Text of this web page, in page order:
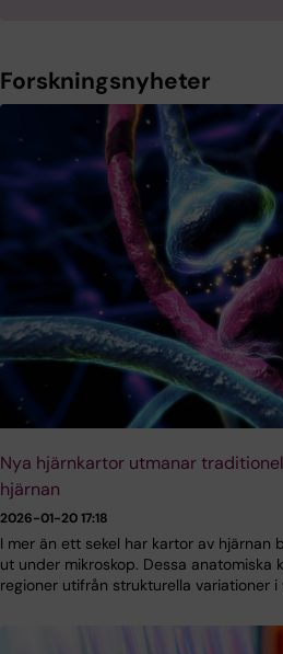
Forskningsnyheter
Nya hjärnkartor utmanar
hjärnan
2026-01-20 17:18
I mer än ett sekel har kartor av hjärnan
ut under mikroskop. Dessa anatomiska
regioner utifrån strukturella variationer i